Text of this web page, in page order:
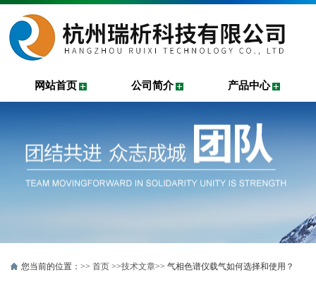
网站首页 公司简介 产品中心
您当前的位置：>> 首页 >>技术文章>> 气相色谱仪载气如何选择和使用？